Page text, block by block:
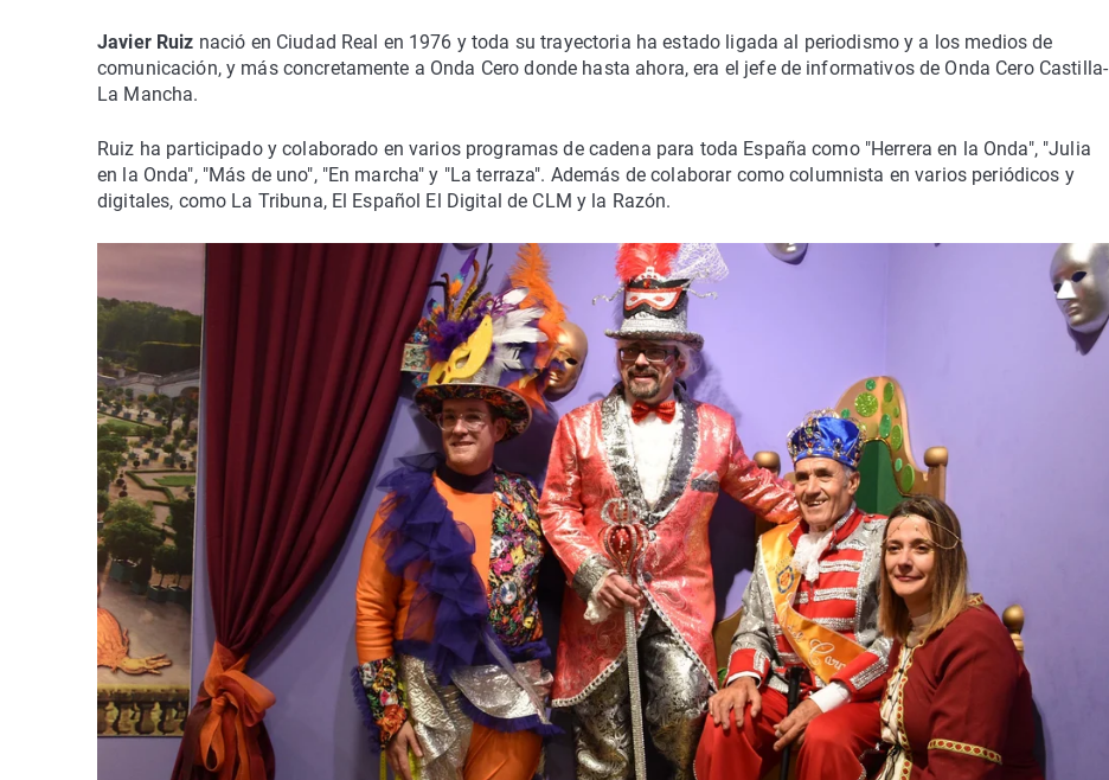
Javier Ruiz nació en Ciudad Real en 1976 y toda su trayectoria ha estado ligada al periodismo y a los medios de
comunicación, y más concretamente a Onda Cero donde hasta ahora, era el jefe de informativos de Onda Cero Castilla-
La Mancha.
Ruiz ha participado y colaborado en varios programas de cadena para toda España como "Herrera en la Onda", "Julia
en la Onda", "Más de uno", "En marcha" y "La terraza". Además de colaborar como columnista en varios periódicos y
digitales, como La Tribuna, El Español El Digital de CLM y la Razón.